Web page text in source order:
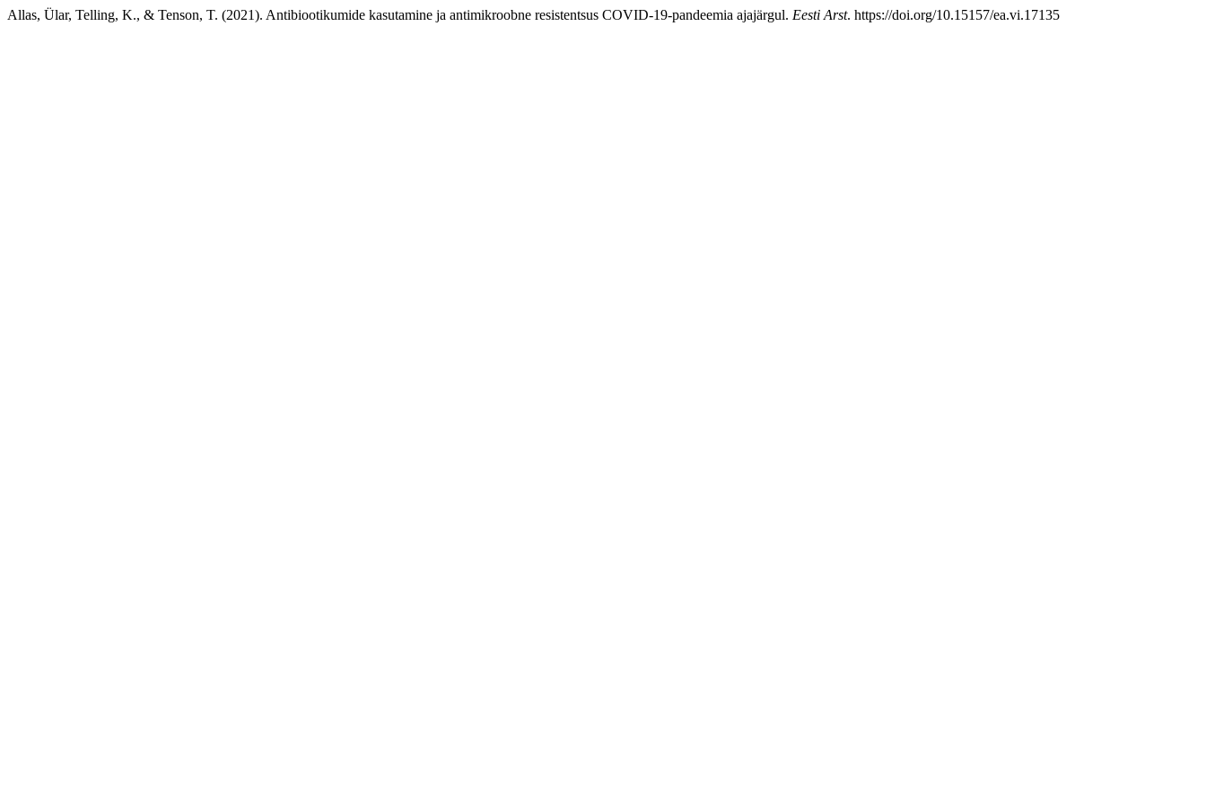
Allas, Ülar, Telling, K., & Tenson, T. (2021). Antibiootikumide kasutamine ja antimikroobne resistentsus COVID-19-pandeemia ajajärgul. Eesti Arst. https://doi.org/10.15157/ea.vi.17135